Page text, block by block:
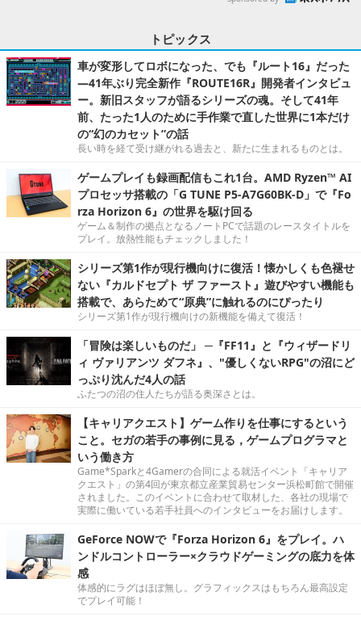
トピックス
車が変形してロボになった、でも『ルート16』だった
―41年ぶり完全新作『ROUTE16R』開発者インタビュ
ー。新旧スタッフが語るシリーズの魂。そして41年
前、たった1人のために手作業で直した世界に1本だけ
の“幻のカセット”の話
長い時を経て受け継がれる過去と、新たに生まれるものとは。
ゲームプレイも録画配信もこれ1台。AMD Ryzen™ AI
プロセッサ搭載の「G TUNE P5-A7G60BK-D」で『Fo
rza Horizon 6』の世界を駆け回る
ゲーム＆制作の拠点となるノートPCで話題のレースタイトルを
プレイ。放熱性能もチェックしました！
シリーズ第1作が現行機向けに復活！懐かしくも色褪せ
ない『カルドセプト ザ ファースト』遊びやすい機能も
搭載で、あらためて“原典”に触れるのにぴったり
シリーズ第1作が現行機向けの新機能を備えて復活！
「冒険は楽しいものだ」 ─『FF11』と『ウィザードリ
ィ ヴァリアンツ ダフネ』、"優しくないRPG"の沼にど
っぷり沈んだ4人の話
ふたつの沼の住人たちが語る奥深さとは。
【キャリアクエスト】ゲーム作りを仕事にするという
こと。セガの若手の事例に見る，ゲームプログラマと
いう働き方
Game*Sparkと4Gamerの合同による就活イベント「キャリア
クエスト」の第4回が東京都立産業貿易センター浜松町館で開催
されました。このイベントに合わせて取材した、各社の現場で
実際に働いている若手社員へのインタビューをお届けします。
GeForce NOWで『Forza Horizon 6』をプレイ。ハ
ンドルコントローラー×クラウドゲーミングの底力を体
感
体感的にラグはほぼ無し。グラフィックスはもちろん最高設定
でプレイ可能！